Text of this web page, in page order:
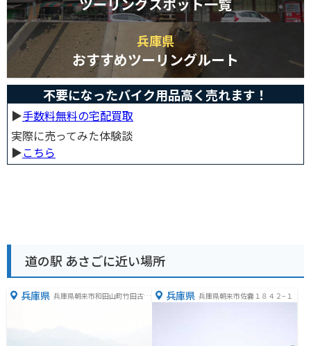
兵庫県
おすすめツーリングルート
不要になったバイク用品高く売れます！
▶︎手数料無料の宅配買取
実際に売ってみた体験談
▶︎こちら
道の駅 あさごに近い場所
兵庫県 兵庫県朝来市和田山町竹田古城
兵庫県 兵庫県朝来市佐嚢１８４２−１